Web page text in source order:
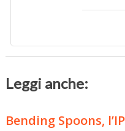
Leggi anche:
Bending Spoons,